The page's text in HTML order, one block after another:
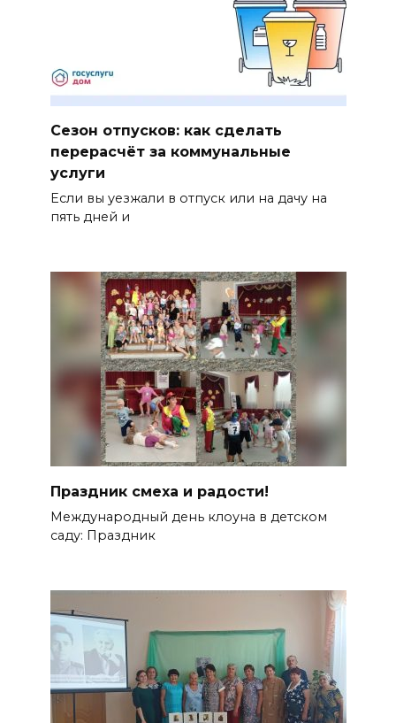
Сезон отпусков: как сделать
перерасчёт за коммунальные
услуги
Если вы уезжали в отпуск или на дачу на
пять дней и
Праздник смеха и радости!
Международный день клоуна в детском
саду: Праздник